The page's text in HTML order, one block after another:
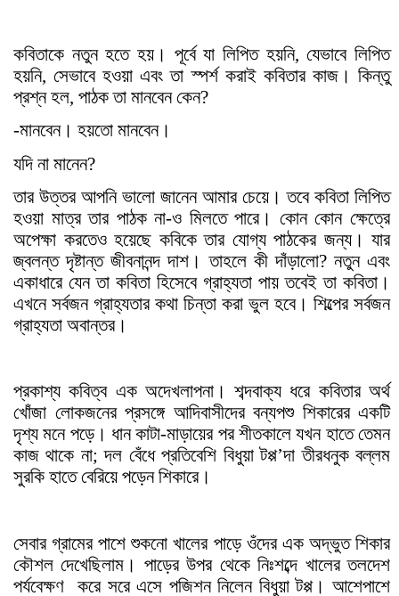
কবিতাকে নতুন হতে হয়। পূর্বে যা লিপিত হয়নি, যেভাবে লিপিত
হয়নি, সেভাবে হওয়া এবং তা স্পর্শ করাই কবিতার কাজ। কিন্তু
প্রশ্ন হল, পাঠক তা মানবেন কেন?
-মানবেন। হয়তো মানবেন।
যদি না মানেন?
তার উত্তর আপনি ভালো জানেন আমার চেয়ে। তবে কবিতা লিপিত
হওয়া মাত্র তার পাঠক না-ও মিলতে পারে। কোন কোন ক্ষেত্রে
অপেক্ষা করতেও হয়েছে কবিকে তার যোগ্য পাঠকের জন্য। যার
জ্বলন্ত দৃষ্টান্ত জীবনানন্দ দাশ। তাহলে কী দাঁড়ালো? নতুন এবং
একাধারে যেন তা কবিতা হিসেবে গ্রাহ্যতা পায় তবেই তা কবিতা।
এখনে সর্বজন গ্রাহ্যতার কথা চিন্তা করা ভুল হবে। শিল্পের সর্বজন
গ্রাহ্যতা অবান্তর।
প্রকাশ্য কবিত্ব এক অদেখলাপনা। শব্দবাক্য ধরে কবিতার অর্থ
খোঁজা লোকজনের প্রসঙ্গে আদিবাসীদের বন্যপশু শিকারের একটি
দৃশ্য মনে পড়ে। ধান কাটা-মাড়ায়ের পর শীতকালে যখন হাতে তেমন
কাজ থাকে না; দল বেঁধে প্রতিবেশি বিধুয়া টপ্প’দা তীরধনুক বল্লম
সুরকি হাতে বেরিয়ে পড়েন শিকারে।
সেবার গ্রামের পাশে শুকনো খালের পাড়ে ওঁদের এক অদ্ভুত শিকার
কৌশল দেখেছিলাম। পাড়ের উপর থেকে নিঃশব্দে খালের তলদেশ
পর্যবেক্ষণ
করে সরে এসে পজিশন নিলেন বিধুয়া টপ্প। আশেপাশে